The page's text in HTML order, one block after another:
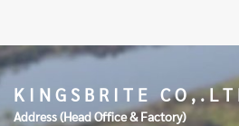
K I N G S B R I T E C O , . L T
Address (Head Office & Factory)